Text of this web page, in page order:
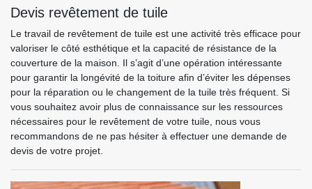
Devis revêtement de tuile
Le travail de revêtement de tuile est une activité très efficace pour
valoriser le côté esthétique et la capacité de résistance de la
couverture de la maison. Il s’agit d’une opération intéressante
pour garantir la longévité de la toiture afin d’éviter les dépenses
pour la réparation ou le changement de la tuile très fréquent. Si
vous souhaitez avoir plus de connaissance sur les ressources
nécessaires pour le revêtement de votre tuile, nous vous
recommandons de ne pas hésiter à effectuer une demande de
devis de votre projet.